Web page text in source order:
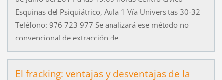
Esquinas del Psiquiátrico, Aula 1 Vía Universitas 30-32
Teléfono: 976 723 977 Se analizará ese método no
convencional de extracción de...
El fracking: ventajas y desventajas de la